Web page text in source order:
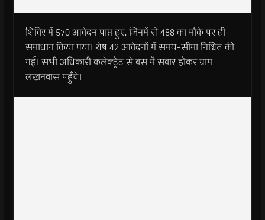
शिविर में 570 आवेदन प्राप्त हुए, जिनमें से 488 का मौके पर ही
समाधान किया गया। शेष 42 आवेदनों में समय-सीमा निश्चित की
गई। सभी अधिकारी कलेक्ट्रेट से बस में सवार होकर ग्राम
लखनवास पहुँचे।